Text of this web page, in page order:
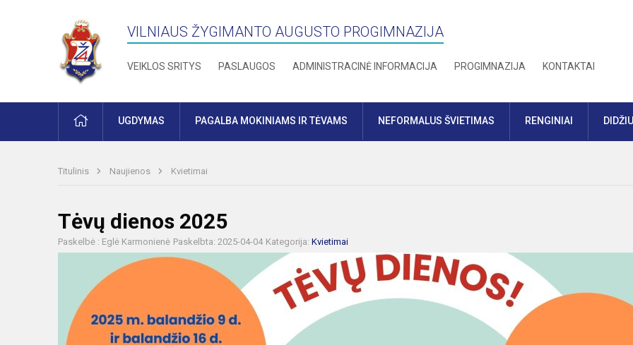
VILNIAUS ŽYGIMANTO AUGUSTO PROGIMNAZIJA
VEIKLOS SRITYS PASLAUGOS ADMINISTRACINĖ INFORMACIJA PROGIMNAZIJA KONTAKTAI
PRADŽIAUGDYMAS PAGALBA MOKINIAMS IR TĖVAMS NEFORMALUS ŠVIETIMAS RENGINIAI
Titulinis Naujienos Kvietimai
Tėvų dienos 2025
Paskelbė : Eglė Karmonienė Paskelbta: 2025-04-04 Kategorija: Kvietimai